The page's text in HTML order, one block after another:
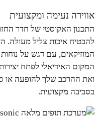
אווירה נעימה ומקצועית
התכנון האקוסטי של חדר
להבטיח איכות צליל מעולה.
המוזיקאים, עם דגש על
המקום האידיאלי לפתח
ואת ההרכב שלך להופעה או
בסביבה מקצועית.